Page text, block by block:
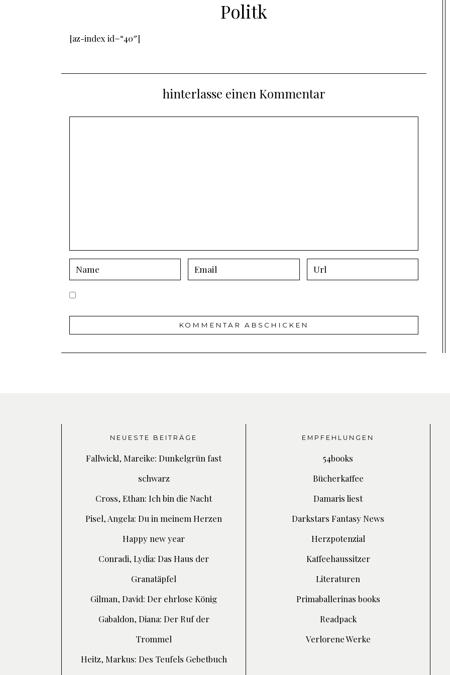
Politk
[az-index id=“40″]
hinterlasse einen Kommentar
NEUESTE BEITRÄGE
Fallwickl, Mareike: Dunkelgrün fast
schwarz
Cross, Ethan: Ich bin die Nacht
Pisel, Angela: Du in meinem Herzen
Happy new year
Conradi, Lydia: Das Haus der
Granatäpfel
Gilman, David: Der ehrlose König
Gabaldon, Diana: Der Ruf der
Trommel
Heitz, Markus: Des Teufels Gebetbuch
EMPFEHLUNGEN
54books
Bücherkaffee
Damaris liest
Darkstars Fantasy News
Herzpotenzial
Kaffeehaussitzer
Literaturen
Primaballerinas books
Readpack
Verlorene Werke